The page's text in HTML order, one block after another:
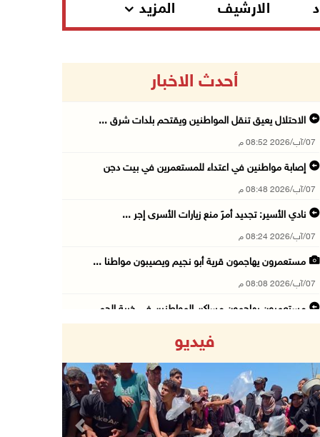
الارشيف المزيد
أحدث الاخبار
الاحتلال يعيق تنقل المواطنين ويقتحم بلدات شرق ...
07/آب/2026 08:52 م
إصابة مواطنين في اعتداء للمستعمرين في بيت دجن
07/آب/2026 08:48 م
نادي الأسير: تجديد أمرَ منع زيارات الأسرى إجر ...
07/آب/2026 08:24 م
مستعمرون يهاجمون قرية أبو نجيم ويصيبون مواطنا ...
07/آب/2026 08:08 م
مستعمرون يهاجمون مساكن المواطنين في خربة الحم ...
07/آب/2026 06:26 م
الرئاسة ترحب بإطلاق السعودية التحالف البحري ا ...
07/آب/2026 06:17 م
فيديو
Previous Next